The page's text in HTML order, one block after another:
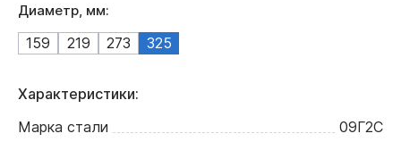
Диаметр, мм:
159 219 273 325
Характеристики:
Марка стали
09Г2С